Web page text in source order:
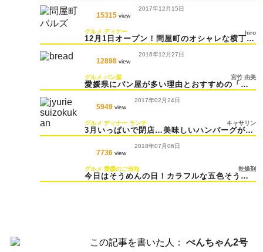
15315 view
2017年12月15日
12月1日オープン！問屋町のオシャレな横丁
グルメ ディナー hiro
12898 view
2016年12月27日
愛媛県にパン屋が多い理由とおすすめの「パ
グルメ パン屋 宮竹 由美
5949 view
2017年02月24日
3月いっぱいで閉店…美味しいハンバーグが食
グルメ ディナー ランチ キャサリン
7736 view
2018年07月06日
今日はそうめんの日！カラフルな五色そうめ
グルメ 愛媛のご当地 乾燥剤
この記事を書いた人： ぺんちゃん2号